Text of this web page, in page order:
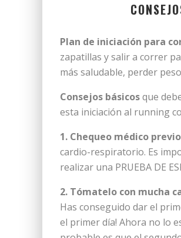
Plan de iniciación para
zapatillas y salir a correr
más saludable, perder
Consejos básicosque
esta iniciación al running
1. Chequeo médico
cardio-respiratorio. Es
realizar una PRUEBA DE
2. Tómatelo con mucha
Has conseguido dar el
el primer día! Ahora no lo